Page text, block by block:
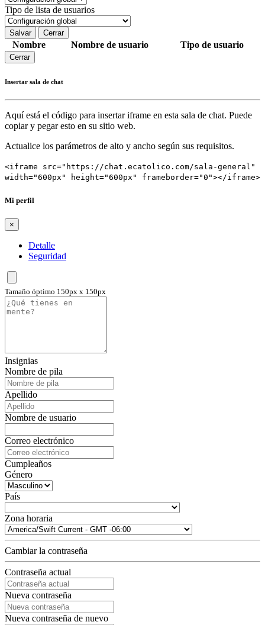
Tipo de lista de usuarios
Salvar Cerrar
Nombre Nombre de usuario Tipo de usuario
Cerrar
Insertar sala de chat
Aquí está el código para insertar iframe en esta sala de chat. Puede
copiar y pegar esto en su sitio web.
Actualice los parámetros de alto y ancho según sus requisitos.
<iframe src="https://chat.ecatolico.com/sala-general"
width="600px" height="600px" frameborder="0"></iframe>
Mi perfil
×
Detalle
Seguridad
Tamaño óptimo 150px x 150px
Insignias
Nombre de pila
Apellido
Nombre de usuario
Correo electrónico
Cumpleaños
Género
País
Zona horaria
Cambiar la contraseña
Contraseña actual
Nueva contraseña
Nueva contraseña de nuevo